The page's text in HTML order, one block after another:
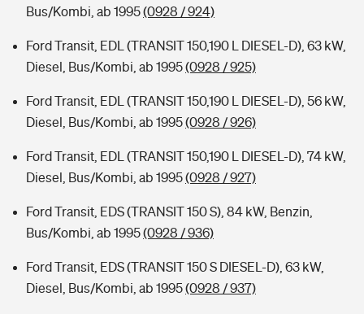
Bus/Kombi, ab 1995(0928 / 924)
Ford Transit, EDL (TRANSIT 150,190 L DIESEL-D), 63 kW,
Diesel, Bus/Kombi, ab 1995(0928 / 925)
Ford Transit, EDL (TRANSIT 150,190 L DIESEL-D), 56 kW,
Diesel, Bus/Kombi, ab 1995(0928 / 926)
Ford Transit, EDL (TRANSIT 150,190 L DIESEL-D), 74 kW,
Diesel, Bus/Kombi, ab 1995(0928 / 927)
Ford Transit, EDS (TRANSIT 150 S), 84 kW, Benzin,
Bus/Kombi, ab 1995(0928 / 936)
Ford Transit, EDS (TRANSIT 150 S DIESEL-D), 63 kW,
Diesel, Bus/Kombi, ab 1995(0928 / 937)